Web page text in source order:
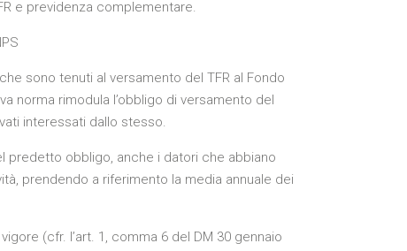
e previdenza complementare.
sono tenuti al versamento del TFR al Fondo
norma rimodula l’obbligo di versamento del
interessati dallo stesso.
predetto obbligo, anche i datori che abbiano
prendendo a riferimento la media annuale dei
(cfr. l’art. 1, comma 6 del DM 30 gennaio